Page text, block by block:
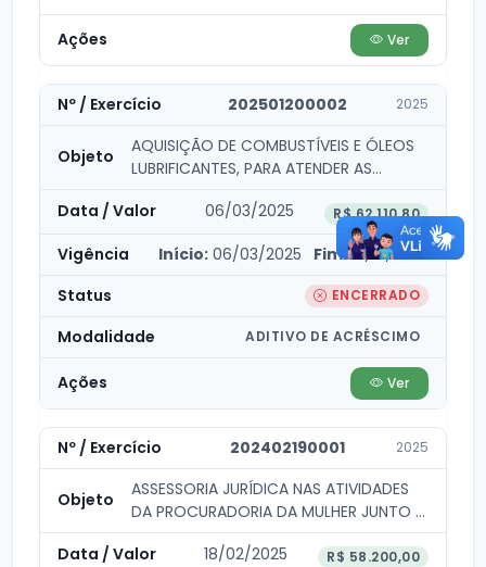
Ver
202501200002 2025
AQUISIÇÃO DE COMBUSTÍVEIS E ÓLEOS
LUBRIFICANTES, PARA ATENDER AS
06/03/2025
R$ 62.110,80
Início: 06/03/2025 Fim:31/12/2025
ENCERRADO
ADITIVO DE ACRÉSCIMO
Ver
202402190001 2025
ASSESSORIA JURÍDICA NAS ATIVIDADES
DA PROCURADORIA DA MULHER JUNTO A
CÂMARA MUNICIPAL...
18/02/2025
R$ 58.200,00